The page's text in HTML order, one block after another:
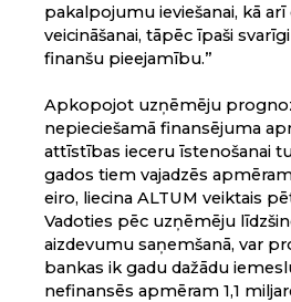
pakalpojumu ieviešanai, kā
veicināšanai, tāpēc īpaši
finanšu pieejamību.”
Apkopojot uzņēmēju
nepieciešamā finansējuma
attīstības ieceru īstenošanai
gados tiem vajadzēs
eiro, liecina ALTUM veiktais
Vadoties pēc uzņēmēju
aizdevumu saņemšanā, var
bankas ik gadu dažādu
nefinansēs apmēram 1,1